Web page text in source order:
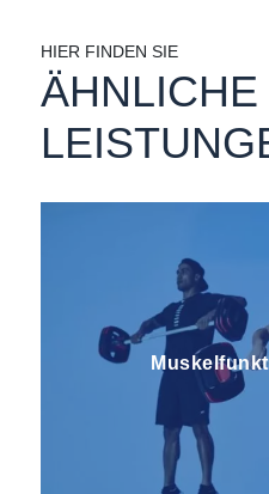
HIER FINDEN SIE
ÄHNLICHE